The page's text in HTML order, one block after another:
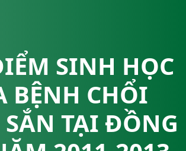
SINH HỌC
BỆNH CHỔI
SẮN TẠI ĐỒNG